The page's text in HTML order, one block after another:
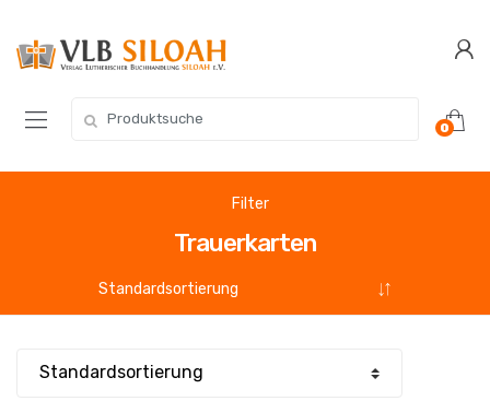
Navigation
springen
Inhalt
springen
nach:
0
Filter
Trauerkarten